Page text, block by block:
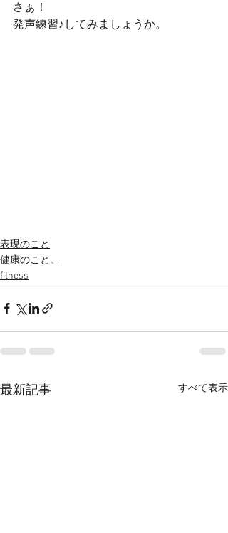
さぁ！
発声練習♪してみましょうか。
表現のこと
健康のこと。
fitness
最新記事 すべて表示